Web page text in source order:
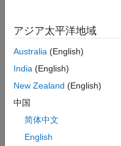
the
the
should
be 7,
because
the
first
minimum
アジア太平洋地域
Australia (English)
India (English)
New Zealand (English)
中国
简体中文
English